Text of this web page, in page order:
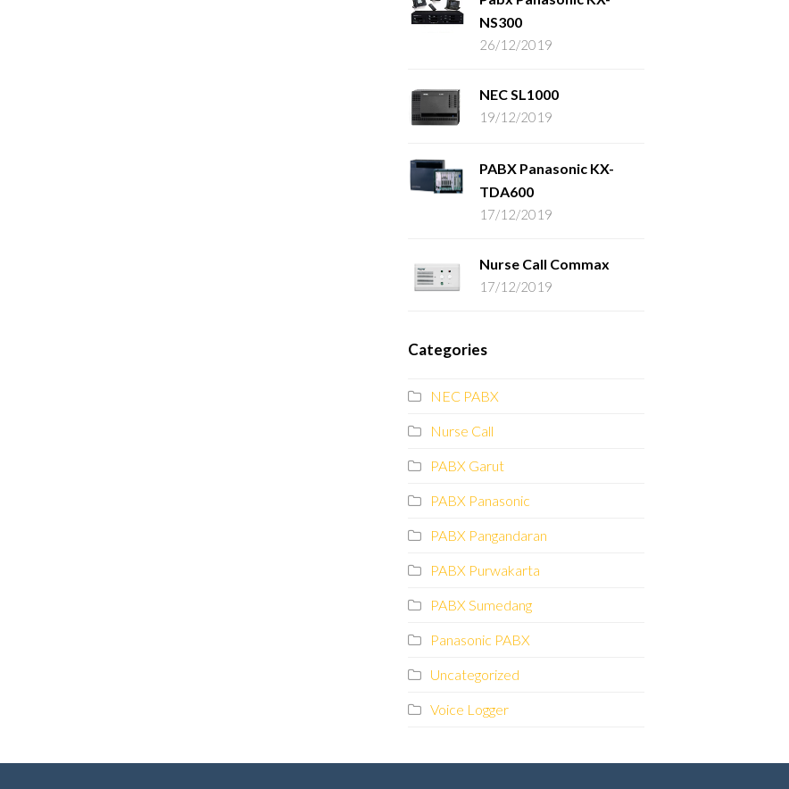
NS300
26/12/2019
NEC SL1000
19/12/2019
PABX Panasonic KX-
TDA600
17/12/2019
Nurse Call Commax
17/12/2019
Categories
NEC PABX
Nurse Call
PABX Garut
PABX Panasonic
PABX Pangandaran
PABX Purwakarta
PABX Sumedang
Panasonic PABX
Uncategorized
Voice Logger